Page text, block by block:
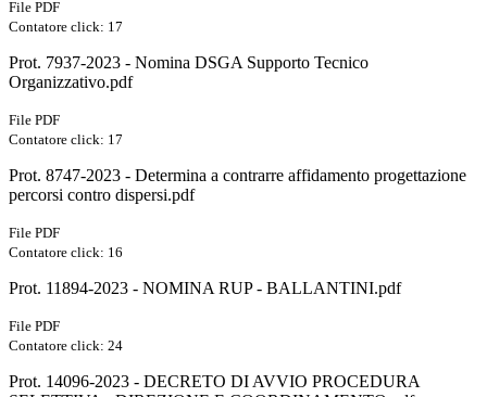
File PDF
Contatore click: 17
Prot. 7937-2023 - Nomina DSGA Supporto Tecnico
Organizzativo.pdf
File PDF
Contatore click: 17
Prot. 8747-2023 - Determina a contrarre affidamento progettazione
percorsi contro dispersi.pdf
File PDF
Contatore click: 16
Prot. 11894-2023 - NOMINA RUP - BALLANTINI.pdf
File PDF
Contatore click: 24
Prot. 14096-2023 - DECRETO DI AVVIO PROCEDURA